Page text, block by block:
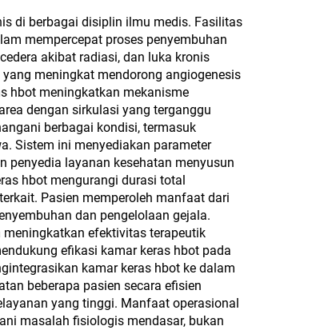
di berbagai disiplin ilmu medis. Fasilitas
mempercepat proses penyembuhan
akibat radiasi, dan luka kronis
meningkat mendorong angiogenesis
hbot meningkatkan mekanisme
dengan sirkulasi yang terganggu
berbagai kondisi, termasuk
Sistem ini menyediakan parameter
penyedia layanan kesehatan menyusun
hbot mengurangi durasi total
Pasien memperoleh manfaat dari
dan pengelolaan gejala.
efektivitas terapeutik
efikasi kamar keras hbot pada
kamar keras hbot ke dalam
beberapa pasien secara efisien
yang tinggi. Manfaat operasional
masalah fisiologis mendasar, bukan